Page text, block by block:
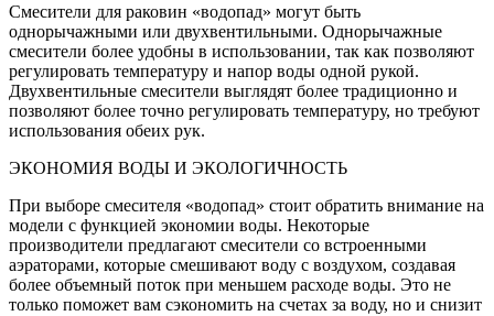
Смесители для раковин «водопад» могут быть
однорычажными или двухвентильными. Однорычажные
смесители более удобны в использовании, так как позволяют
регулировать температуру и напор воды одной рукой.
Двухвентильные смесители выглядят более традиционно и
позволяют более точно регулировать температуру, но требуют
использования обеих рук.
ЭКОНОМИЯ ВОДЫ И ЭКОЛОГИЧНОСТЬ
При выборе смесителя «водопад» стоит обратить внимание на
модели с функцией экономии воды. Некоторые
производители предлагают смесители со встроенными
аэраторами, которые смешивают воду с воздухом, создавая
более объемный поток при меньшем расходе воды. Это не
только поможет вам сэкономить на счетах за воду, но и снизит